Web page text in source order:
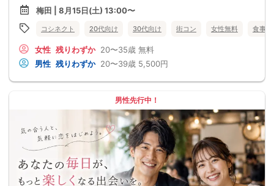
梅田 | 8月15日(土) 13:00〜
コシネクト 20代向け 30代向け 街コン 女性無料 食事
女性 残りわずか 20〜35歳 無料
男性 残りわずか 20〜39歳 5,500円
男性先行中！